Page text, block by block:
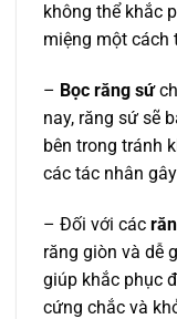
không thể khắc
miệng một cách
– Bọc răng sứ
nay, răng sứ sẽ
bên trong tránh
các tác nhân
– Đối với các
răng giòn và dễ
giúp khắc phục
cứng chắc và